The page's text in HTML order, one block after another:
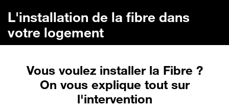
L'installation de la fibre dans
votre logement
Vous voulez installer la Fibre ?
On vous explique tout sur
l'intervention